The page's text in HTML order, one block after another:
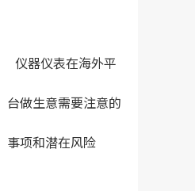
仪器仪表在海外平
台做生意需要注意的
事项和潜在风险